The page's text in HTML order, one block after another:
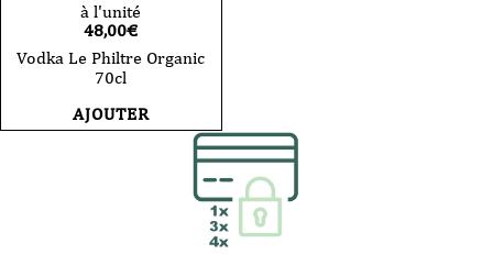
à l'unité
48,00€
Vodka Le Philtre Organic
70cl
AJOUTER